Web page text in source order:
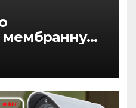
мембранную